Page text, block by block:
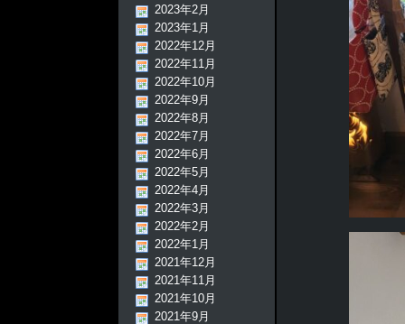
2023年2月
2023年1月
2022年12月
2022年11月
2022年10月
2022年9月
2022年8月
2022年7月
2022年6月
2022年5月
2022年4月
2022年3月
2022年2月
2022年1月
2021年12月
2021年11月
2021年10月
2021年9月